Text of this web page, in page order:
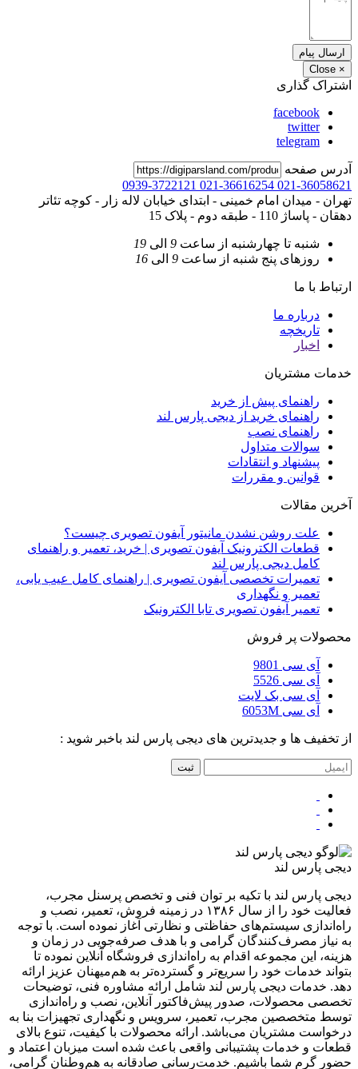
ارسال پیام
×
Close
اشتراک گذاری
facebook
twitter
telegram
آدرس صفحه
021-36058621
021-36616254
0939-3722121
تهران - میدان امام خمینی - ابتدای خیابان لاله زار - کوچه تئاتر
دهقان - پاساژ 110 - طبقه دوم - پلاک 15
شنبه تا چهارشنبه از ساعت 9 الی 19
روزهای پنج شنبه از ساعت 9 الی 16
ارتباط با ما
درباره ما
تاریخچه
اخبار
خدمات مشتریان
راهنمای پیش از خرید
راهنمای خرید از دیجی پارس لند
راهنمای نصب
سوالات متداول
پیشنهاد و انتقادات
قوانین و مقررات
آخرین مقالات
علت روشن نشدن مانیتور آیفون تصویری چیست؟
قطعات الکترونیک آیفون تصویری | خرید، تعمیر و راهنمای
کامل دیجی پارس لند
تعمیرات تخصصی آیفون تصویری | راهنمای کامل عیب یابی،
تعمیر و نگهداری
تعمیر آیفون تصویری تابا الکترونیک
محصولات پر فروش
آی سی 9801
آی سی 5526
آی سی بک لایت
آی سی 6053M
از تخفیف ها و جدیدترین های دیجی پارس لند باخبر شوید :
ثبت
دیجی پارس لند
دیجی پارس لند با تکیه بر توان فنی و تخصص پرسنل مجرب،
فعالیت خود را از سال ۱۳۸۶ در زمینه فروش، تعمیر، نصب و
راه‌اندازی سیستم‌های حفاظتی و نظارتی آغاز نموده است. با توجه
به نیاز مصرف‌کنندگان گرامی و با هدف صرفه‌جویی در زمان و
هزینه، این مجموعه اقدام به راه‌اندازی فروشگاه آنلاین نموده تا
بتواند خدمات خود را سریع‌تر و گسترده‌تر به هم‌میهنان عزیز ارائه
دهد. خدمات دیجی پارس لند شامل ارائه مشاوره فنی، توضیحات
تخصصی محصولات، صدور پیش‌فاکتور آنلاین، نصب و راه‌اندازی
توسط متخصصین مجرب، تعمیر، سرویس و نگهداری تجهیزات بنا به
درخواست مشتریان می‌باشد. ارائه محصولات با کیفیت، تنوع بالای
قطعات و خدمات پشتیبانی واقعی باعث شده است میزبان اعتماد و
حضور گرم شما باشیم. خدمت‌رسانی صادقانه به هم‌وطنان گرامی،